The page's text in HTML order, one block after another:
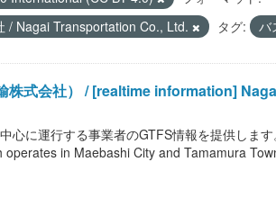
/ Nagai Transportation Co., Ltd. タグ: バ
株式会社） / [realtime information]
心に運行する事業者のGTFS情報を提供しま
in Maebashi City and Tamamura